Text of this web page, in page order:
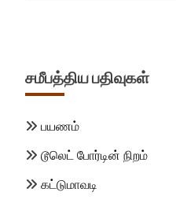
சமீபத்திய பதிவுகள்
பயணம்
டூலெட் போர்டின் நிறம்
கட்டுமாவடி